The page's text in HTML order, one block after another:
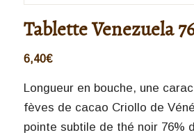
Tablette Venezuela
6,40€
Longueur en bouche, une
fèves de cacao Criollo de
pointe subtile de thé noir 76%